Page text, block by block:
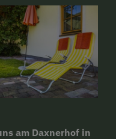
am Daxnerhof in